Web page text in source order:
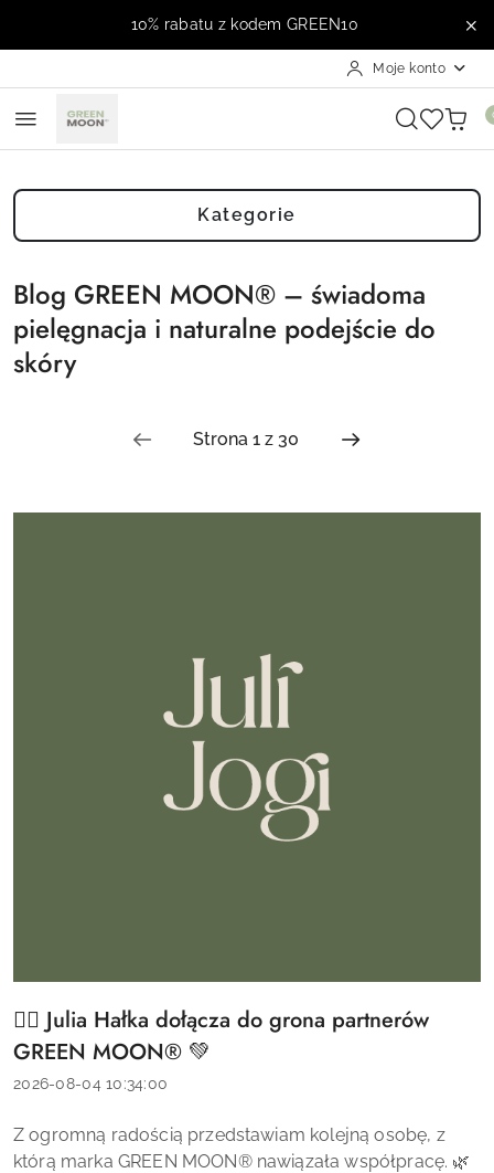
Przejdź do treści głównej
Przejdź do wyszukiwarki
Przejdź do moje konto
Przejdź do menu głównego
Przejdź do stopki10% rabatu z kodem GREEN10
Moje konto
Kategorie
Blog GREEN MOON® – świadoma
pielęgnacja i naturalne podejście do
skóry
Tytuł
artykułu:
🧘‍♀️ Julia Hałka dołącza do grona partnerów
GREEN MOON® 💚
Data
2026-08-04 10:34:00
Treść
artykułu:
Z ogromną radością przedstawiam kolejną osobę, z
którą marka GREEN MOON® nawiązała współpracę. 🌿